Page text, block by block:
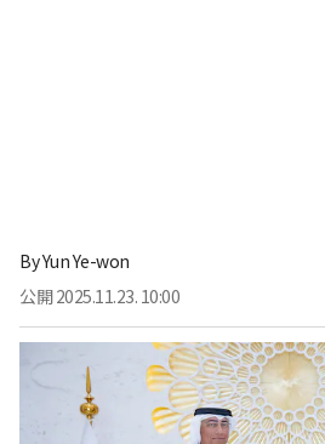
ByYun Ye-won
公開 2025.11.23. 10:00